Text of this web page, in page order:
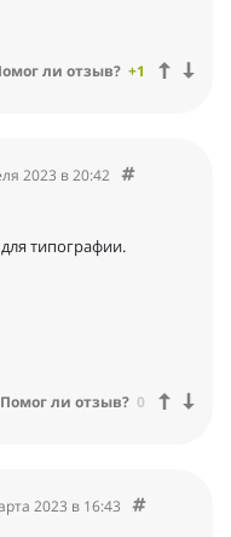
ли отзыв? +1
2023 в 20:42
типографии.
Помог ли отзыв? 0
2023 в 16:43